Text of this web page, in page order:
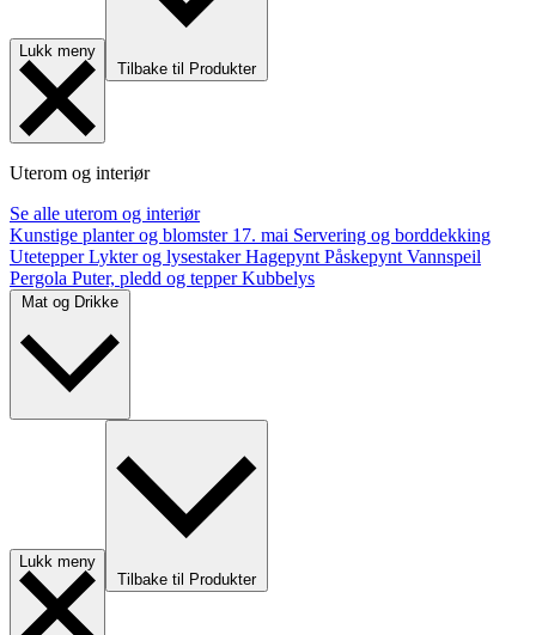
Lukk meny
Tilbake til Produkter
Uterom og interiør
Se alle uterom og interiør
Kunstige planter og blomster 17. mai Servering og borddekking
UtetepperLykter og lysestakerHagepynt Påskepynt Vannspeil
Pergola Puter, pledd og tepperKubbelys
Lukk meny
Tilbake til Produkter